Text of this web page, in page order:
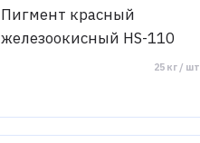
Пигмент красный
железоокисный HS-110
25 кг / шт